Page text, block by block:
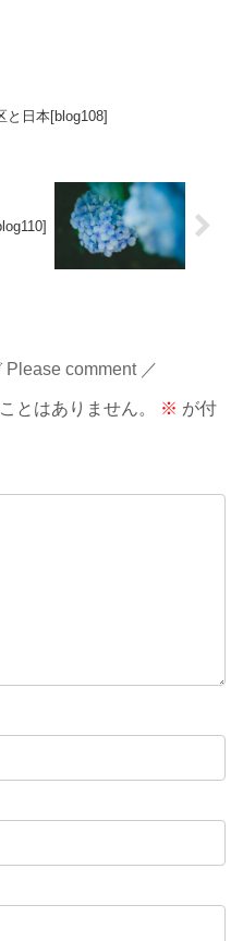
と日本[blog108]
Please comment
とはありません。 ※ が付